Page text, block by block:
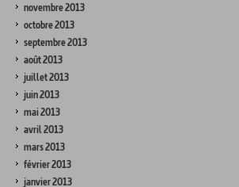
novembre 2013
octobre 2013
septembre 2013
août 2013
juillet 2013
juin 2013
mai 2013
avril 2013
mars 2013
février 2013
janvier 2013